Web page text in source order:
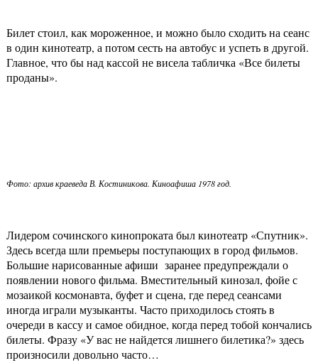
Билет стоил, как мороженное, и можно было сходить на сеанс
в один кинотеатр, а потом сесть на автобус и успеть в другой.
Главное, что бы над кассой не висела табличка «Все билеты
проданы».
Фото: архив краеведа В. Костиникова. Киноафиша 1978 год.
Лидером сочинского кинопроката был кинотеатр «Спутник».
Здесь всегда шли премьеры поступающих в город фильмов.
Большие нарисованные афиши заранее предупреждали о
появлении нового фильма. Вместительный кинозал, фойе с
мозаикой космонавта, буфет и сцена, где перед сеансами
иногда играли музыканты. Часто приходилось стоять в
очереди в кассу и самое обидное, когда перед тобой кончались
билеты. Фразу «У вас не найдется лишнего билетика?» здесь
произносили довольно часто…